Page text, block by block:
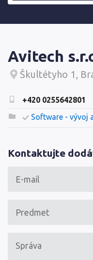
Avitech
Škultétyho 1,
+420 0255642801
Software - vývoj
Kontaktujte